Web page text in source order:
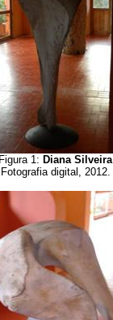
Figura 1: Diana Silveira
Fotografia digital, 2012.